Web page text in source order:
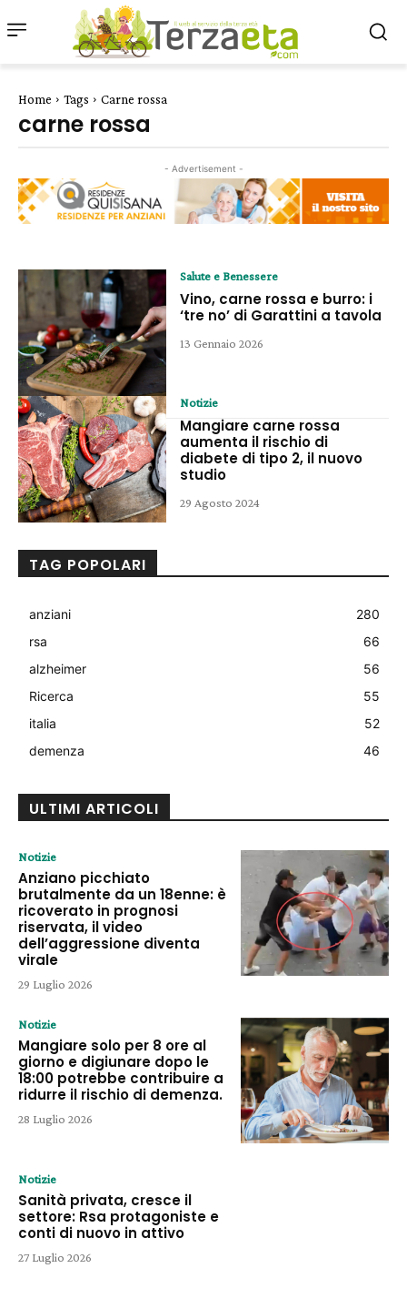
Home Tags Carne rossa
carne rossa
- Advertisement -
Salute e Benessere
Vino, carne rossa e burro: i
‘tre no’ di Garattini a tavola
13 Gennaio 2026
Notizie
Mangiare carne rossa
aumenta il rischio di
diabete di tipo 2, il nuovo
studio
29 Agosto 2024
TAG POPOLARI
anziani
280
rsa
66
alzheimer
56
Ricerca
55
italia
52
demenza
46
ULTIMI ARTICOLI
Notizie
Anziano picchiato
brutalmente da un 18enne: è
ricoverato in prognosi
riservata, il video
dell’aggressione diventa
virale
29 Luglio 2026
Notizie
Mangiare solo per 8 ore al
giorno e digiunare dopo le
18:00 potrebbe contribuire a
ridurre il rischio di demenza.
28 Luglio 2026
Notizie
Sanità privata, cresce il
settore: Rsa protagoniste e
conti di nuovo in attivo
27 Luglio 2026